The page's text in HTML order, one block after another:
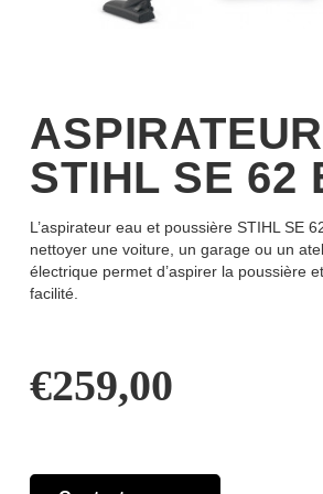
ASPIRATEUR
STIHL SE 62
L’aspirateur eau et poussière STIHL SE
nettoyer une voiture, un garage ou un
électrique permet d’aspirer la poussière
facilité.
€259,00